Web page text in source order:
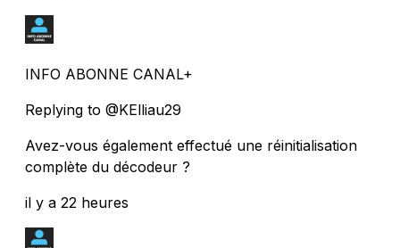
INFO ABONNE CANAL+
Replying to @KElliau29
Avez-vous également effectué une réinitialisation
complète du décodeur ?
il y a 22 heures